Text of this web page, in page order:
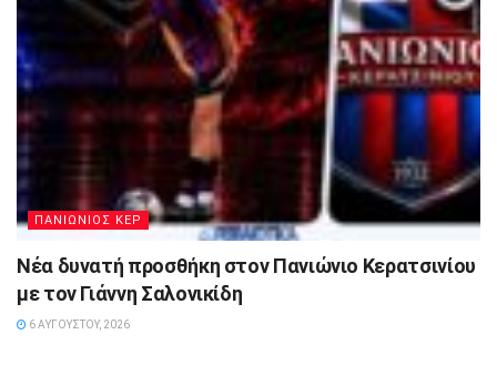
ΠΑΝΙΩΝΙΟΣ ΚΕΡ
Νέα δυνατή προσθήκη στον Πανιώνιο Κερατσινίου
με τον Γιάννη Σαλονικίδη
6 ΑΥΓΟΎΣΤΟΥ, 2026